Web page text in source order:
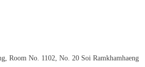
Room No. 1102, No. 20 Soi Ramkhamhaeng